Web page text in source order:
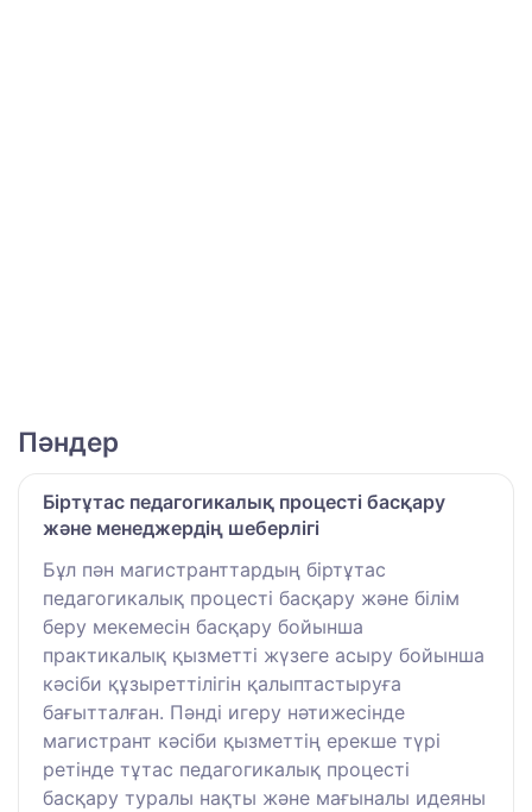
Пәндер
Біртұтас педагогикалық процесті басқару
және менеджердің шеберлігі
Бұл пән магистранттардың біртұтас
педагогикалық процесті басқару және білім
беру мекемесін басқару бойынша
практикалық қызметті жүзеге асыру бойынша
кәсіби құзыреттілігін қалыптастыруға
бағытталған. Пәнді игеру нәтижесінде
магистрант кәсіби қызметтің ерекше түрі
ретінде тұтас педагогикалық процесті
басқару туралы нақты және мағыналы идеяны